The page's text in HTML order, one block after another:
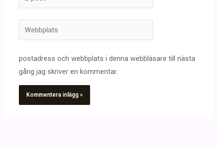
post*
Webbplats
postadress och webbplats i denna webbläsare till nästa
gång jag skriver en kommentar.